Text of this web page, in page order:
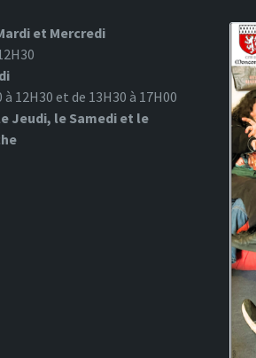
et Mercredi
à 12H30 et de 13H30 à 17H00
Jeudi, le Samedi et le